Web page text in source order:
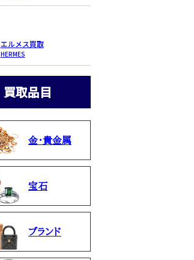
エルメス買取
HERMES
買取品目
金・貴金属
宝石
ブランド